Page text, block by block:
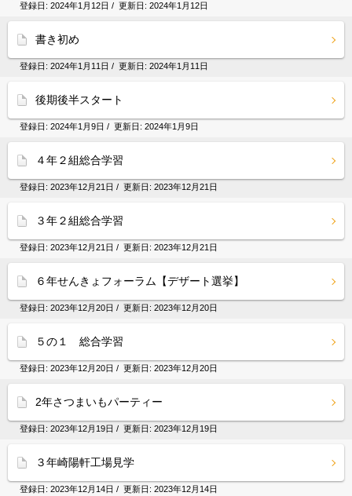
登録日: 2024年1月12日 / 更新日: 2024年1月12日
書き初め
登録日: 2024年1月11日 / 更新日: 2024年1月11日
後期後半スタート
登録日: 2024年1月9日 / 更新日: 2024年1月9日
４年２組総合学習
登録日: 2023年12月21日 / 更新日: 2023年12月21日
３年２組総合学習
登録日: 2023年12月21日 / 更新日: 2023年12月21日
６年せんきょフォーラム【デザート選挙】
登録日: 2023年12月20日 / 更新日: 2023年12月20日
５の１ 総合学習
登録日: 2023年12月20日 / 更新日: 2023年12月20日
2年さつまいもパーティー
登録日: 2023年12月19日 / 更新日: 2023年12月19日
３年崎陽軒工場見学
登録日: 2023年12月14日 / 更新日: 2023年12月14日